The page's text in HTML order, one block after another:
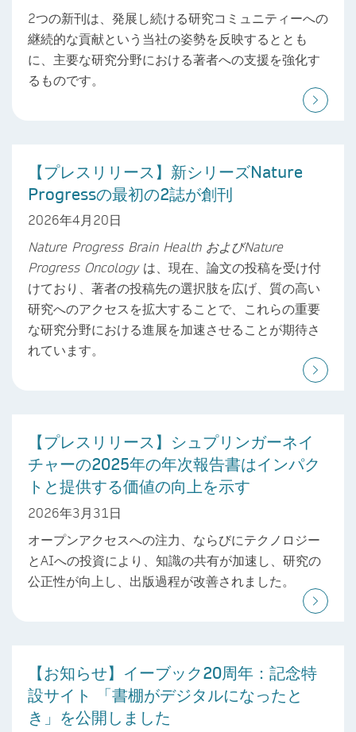
2つの新刊は、発展し続ける研究コミュニティーへの
継続的な貢献という当社の姿勢を反映するととも
に、主要な研究分野における著者への支援を強化す
るものです。
【プレスリリース】新シリーズNature
Progressの最初の2誌が創刊
2026年4月20日
Nature Progress Brain Health およびNature
Progress Oncology は、現在、論文の投稿を受け付
けており、著者の投稿先の選択肢を広げ、質の高い
研究へのアクセスを拡大することで、これらの重要
な研究分野における進展を加速させることが期待さ
れています。
【プレスリリース】シュプリンガーネイ
チャーの2025年の年次報告書はインパク
トと提供する価値の向上を示す
2026年3月31日
オープンアクセスへの注力、ならびにテクノロジー
とAIへの投資により、知識の共有が加速し、研究の
公正性が向上し、出版過程が改善されました。
【お知らせ】イーブック20周年：記念特
設サイト 「書棚がデジタルになったと
き」を公開しました